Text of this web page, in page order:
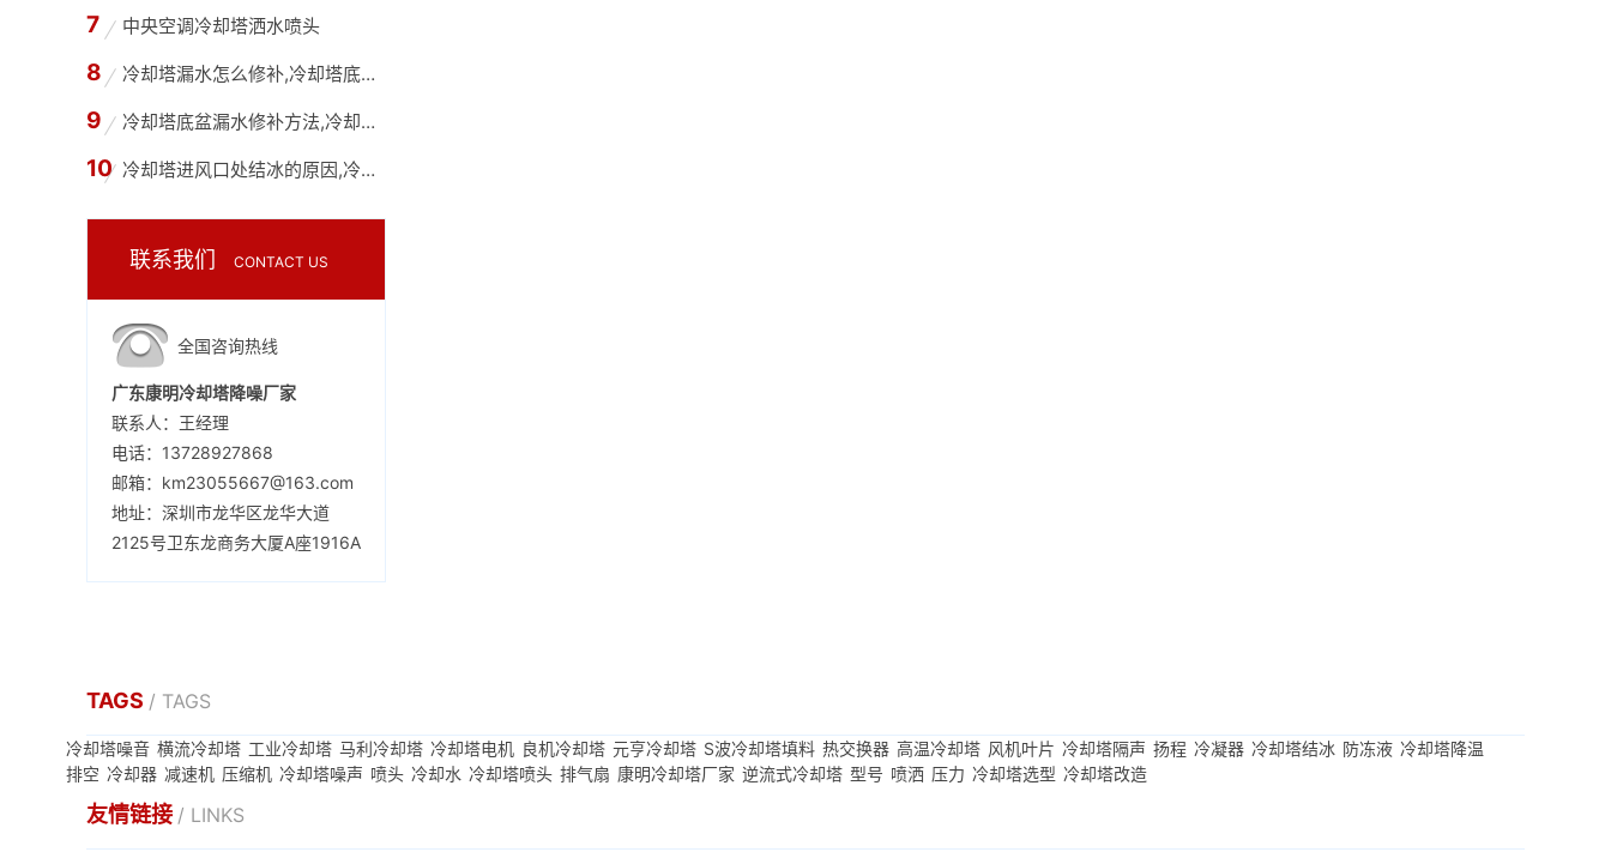
中央空调冷却塔洒水喷头
冷却塔漏水怎么修补,冷却塔底部漏水用什么胶水
冷却塔底盆漏水修补方法,冷却塔底盘为什么会漏
冷却塔进风口处结冰的原因,冷却塔进风口处结冰
联系我们 CONTACT US
全国咨询热线
广东康明冷却塔降噪厂家
联系人：王经理
电话：13728927868
邮箱：km23055667@163.com
地址：深圳市龙华区龙华大道
2125号卫东龙商务大厦A座1916A
TAGS / TAGS
冷却塔噪音 横流冷却塔 工业冷却塔 马利冷却塔 冷却塔电机 良机冷却塔 元亨冷却塔 S波冷却塔填料 热交换器 高温冷却塔 风机叶片 冷却塔隔声 扬程 冷凝器 冷却塔结冰 防冻液 冷却塔降温
排空 冷却器 减速机 压缩机 冷却塔噪声 喷头 冷却水 冷却塔喷头 排气扇 康明冷却塔厂家 逆流式冷却塔 型号 喷洒 压力 冷却塔选型 冷却塔改造
友情链接 / LINKS